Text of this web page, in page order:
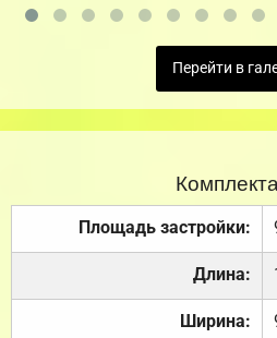
Перейти в
Площадь застройки:
Длина:
Ширина: